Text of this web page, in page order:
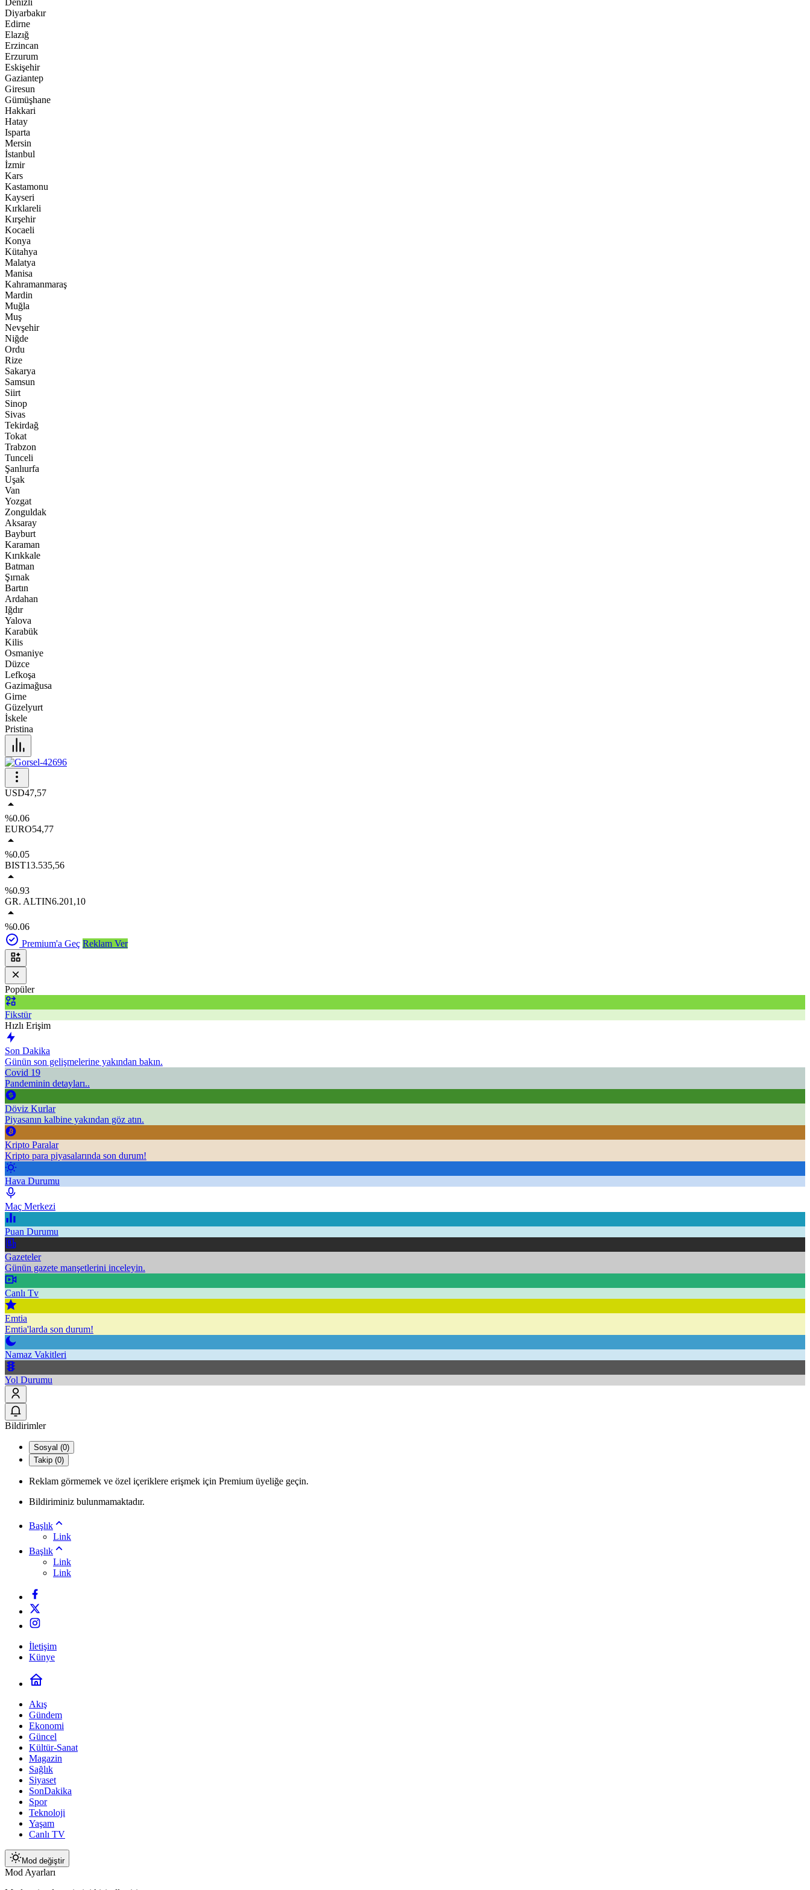
Denizli
Diyarbakır
Edirne
Elazığ
Erzincan
Erzurum
Eskişehir
Gaziantep
Giresun
Gümüşhane
Hakkari
Hatay
Isparta
Mersin
İstanbul
İzmir
Kars
Kastamonu
Kayseri
Kırklareli
Kırşehir
Kocaeli
Konya
Kütahya
Malatya
Manisa
Kahramanmaraş
Mardin
Muğla
Muş
Nevşehir
Niğde
Ordu
Rize
Sakarya
Samsun
Siirt
Sinop
Sivas
Tekirdağ
Tokat
Trabzon
Tunceli
Şanlıurfa
Uşak
Van
Yozgat
Zonguldak
Aksaray
Bayburt
Karaman
Kırıkkale
Batman
Şırnak
Bartın
Ardahan
Iğdır
Yalova
Karabük
Kilis
Osmaniye
Düzce
Lefkoşa
Gazimağusa
Girne
Güzelyurt
İskele
Pristina
USD47,57
%0.06
EURO54,77
%0.05
BIST13.535,56
%0.93
GR. ALTIN6.201,10
%0.06
Premium'a Geç Reklam Ver
Popüler
Fikstür
Hızlı Erişim
Son Dakika
Günün son gelişmelerine yakından bakın.
Covid 19
Pandeminin detayları..
Döviz Kurlar
Piyasanın kalbine yakından göz atın.
Kripto Paralar
Kripto para piyasalarında son durum!
Hava Durumu
Maç Merkezi
Puan Durumu
Gazeteler
Günün gazete manşetlerini inceleyin.
Canlı Tv
Emtia
Emtia'larda son durum!
Namaz Vakitleri
Yol Durumu
Bildirimler
Sosyal (0)
Takip (0)
Reklam görmemek ve özel içeriklere erişmek için Premium üyeliğe geçin.
Bildiriminiz bulunmamaktadır.
Başlık
Link
Başlık
Link
Link
İletişim
Künye
Akış
Gündem
Ekonomi
Güncel
Kültür-Sanat
Magazin
Sağlık
Siyaset
SonDakika
Spor
Teknoloji
Yaşam
Canlı TV
Mod değiştir
Mod Ayarları